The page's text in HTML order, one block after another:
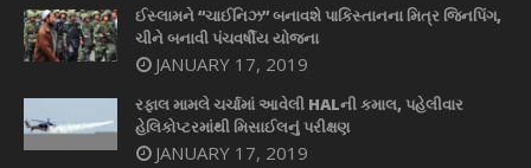
ઈસ્લામને “ચાઈનિઝ” બનાવશે પાકિસ્તાનના મિત્ર જિનપિંગ,
ચીને બનાવી પંચવર્ષીય યોજના
JANUARY 17, 2019
રફાલ મામલે ચર્ચામાં આવેલી HALની કમાલ, પહેલીવાર
હેલિકોપ્ટરમાંથી મિસાઈલનું પરીક્ષણ
JANUARY 17, 2019